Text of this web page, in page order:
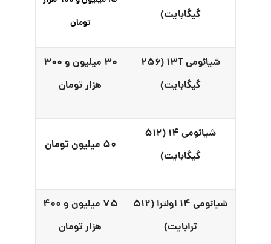
گیگابایت)
تومان
شیائومی ۱۳T (۲۵۶
گیگابایت)
۳۰ میلیون و ۳۰۰
هزار تومان
شیائومی ۱۴ (۵۱۲
گیگابایت)
۵۰ میلیون تومان
شیائومی ۱۴ اولترا (۵۱۲
ترابایت)
۷۵ میلیون و ۴۰۰
هزار تومان